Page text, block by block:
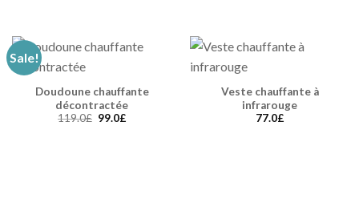
Sale!
Doudoune chauffante
décontractée
119.0£ 99.0£
Veste chauffante à
infrarouge
77.0£